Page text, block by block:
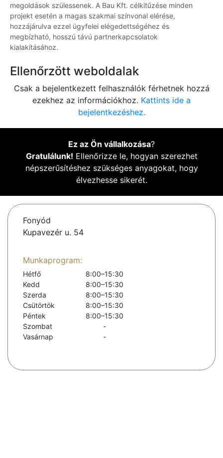
megoldások szülessenek. A Bau Kft. célkitűzése minden
projekt esetén a magas szakmai színvonal elérése,
hozzájárulva ezzel ügyfelei elégedettségéhez és
megbízható, hosszú távú partnerkapcsolatok
kialakításához.
Ellenőrzött weboldalak
Csak a bejelentkezett felhasználók férhetnek hozzá
ezekhez az információkhoz. Kattints ide a
bejelentkezéshez.
Ez az Ön vállalkozása?
Gratulálunk! Ellenőrizze le, hogyan szerezhet
népszerűsítéshez szükséges anyagokat, hogy
élvezhesse sikerét.
Fonyód
Kupavezér u. 54
Munkaprogram:
Hétfő
8:00–15:30
Kedd
8:00–15:30
Szerda
8:00–15:30
Csütörtök
8:00–15:30
Péntek
8:00–15:30
Szombat
-
Vasárnap
-